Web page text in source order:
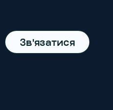
Зв'язатися